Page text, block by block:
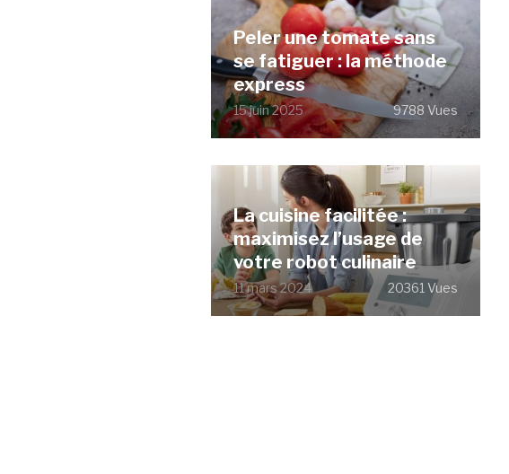
Peler une tomate sans
se fatiguer : la méthode
express
15 juin 2025 9788 Vues
La cuisine facilitée :
maximisez l’usage de
votre robot culinaire
11 mars 2024 20361 Vues